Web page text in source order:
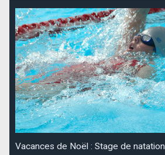
Vacances de Noël : Stage de natation